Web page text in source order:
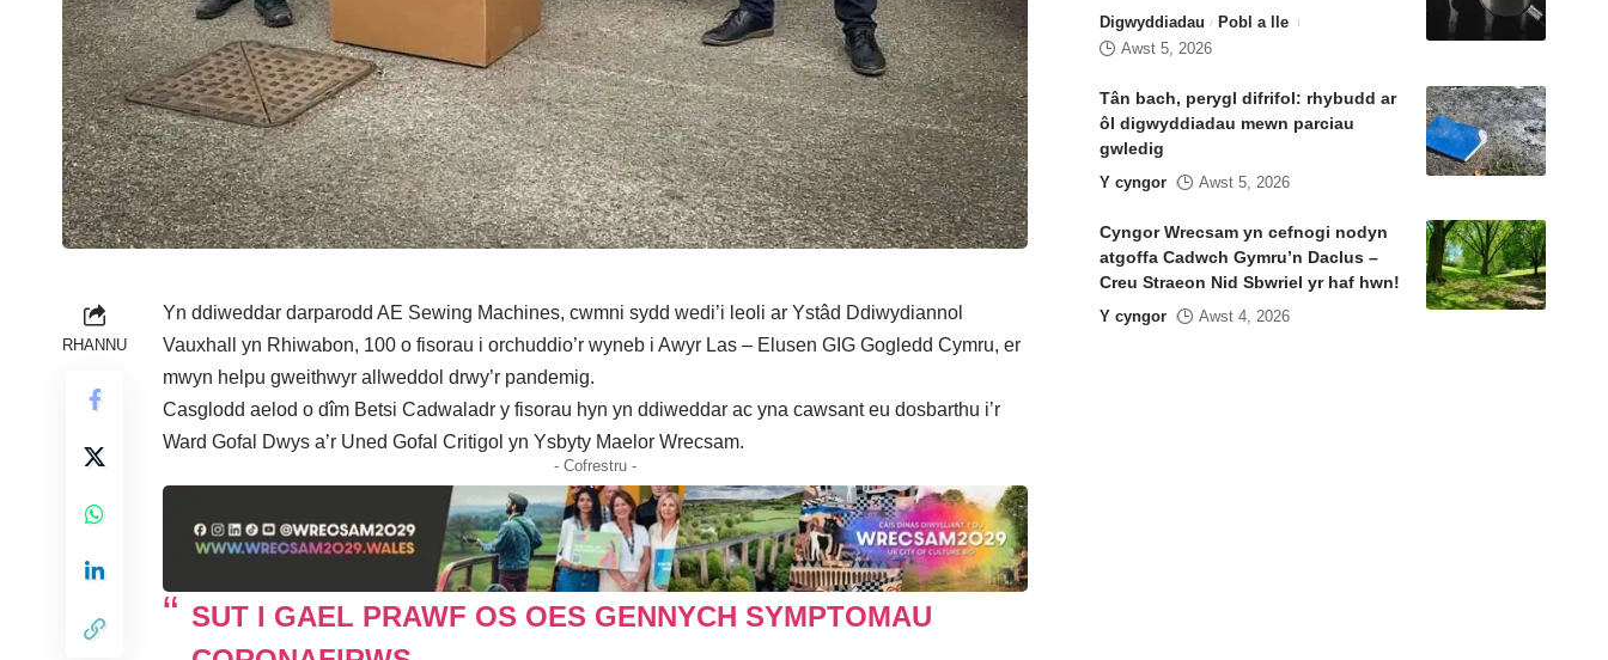
RHANNU
Yn ddiweddar darparodd AE Sewing Machines, cwmni sydd wedi’i leoli ar Ystâd Ddiwydiannol
Vauxhall yn Rhiwabon, 100 o fisorau i orchuddio’r wyneb i Awyr Las – Elusen GIG Gogledd Cymru, er
mwyn helpu gweithwyr allweddol drwy’r pandemig.
Casglodd aelod o dîm Betsi Cadwaladr y fisorau hyn yn ddiweddar ac yna cawsant eu dosbarthu i’r
Ward Gofal Dwys a’r Uned Gofal Critigol yn Ysbyty Maelor Wrecsam.
- Cofrestru -
SUT I GAEL PRAWF OS OES GENNYCH SYMPTOMAU
Digwyddiadau
Pobl a lle
Awst 5, 2026
Tân bach, perygl difrifol: rhybudd ar
ôl digwyddiadau mewn parciau
gwledig
Y cyngor Awst 5, 2026
Cyngor Wrecsam yn cefnogi nodyn
atgoffa Cadwch Gymru’n Daclus –
Creu Straeon Nid Sbwriel yr haf hwn!
Y cyngor Awst 4, 2026